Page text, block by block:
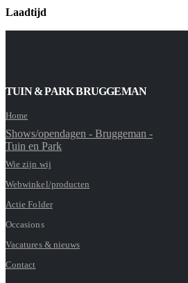
Laadtijd
TUIN & PARK BRUGGEMAN
Home
Shows/opendagen - Bruggeman -
Tuin en Park
Wie zijn wij
Webwinkel/producten
Actie Folder
Occasions
Vacatures & nieuws
Contact